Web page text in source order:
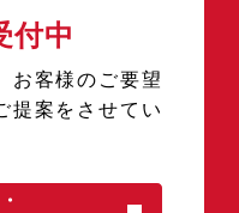
付中
お客様のご要望
提案をさせてい